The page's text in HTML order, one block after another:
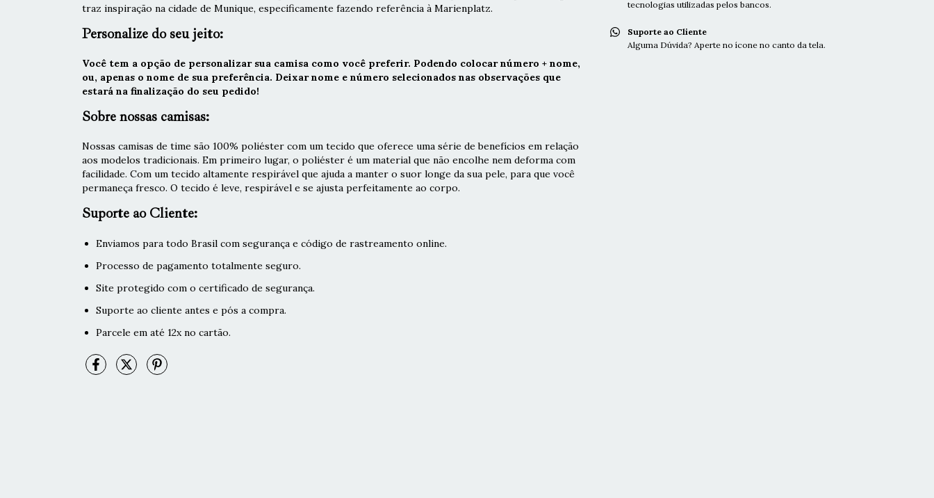
traz inspiração na cidade de Munique, especificamente fazendo referência à Marienplatz.
Personalize do seu jeito:
Você tem a opção de personalizar sua camisa como você preferir. Podendo colocar número + nome,
ou, apenas o nome de sua preferência. Deixar nome e número selecionados nas observações que
estará na finalização do seu pedido!
Sobre nossas camisas:
Nossas camisas de time são 100% poliéster com um tecido que oferece uma série de benefícios em relação
aos modelos tradicionais. Em primeiro lugar, o poliéster é um material que não encolhe nem deforma com
facilidade. Com um tecido altamente respirável que ajuda a manter o suor longe da sua pele, para que você
permaneça fresco. O tecido é leve, respirável e se ajusta perfeitamente ao corpo.
Suporte ao Cliente:
Enviamos para todo Brasil com segurança e código de rastreamento online.
Processo de pagamento totalmente seguro.
Site protegido com o certificado de segurança.
Suporte ao cliente antes e pós a compra.
Parcele em até 12x no cartão.
tecnologias utilizadas pelos bancos.
Suporte ao Cliente
Alguma Dúvida? Aperte no ícone no canto da tela.